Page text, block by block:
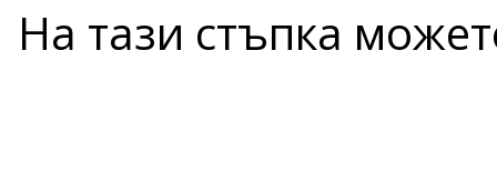
На тази стъпка